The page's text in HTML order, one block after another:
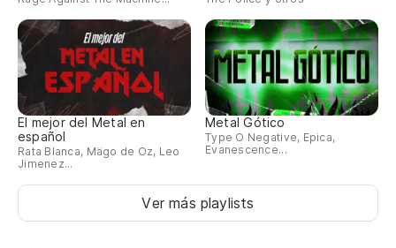
El mejor del Metal en
español
Rata Blanca, Mägo de Oz, Leo
Jimenez...
Metal Gótico
Type O Negative, Epica,
Evanescence...
Ver más playlists